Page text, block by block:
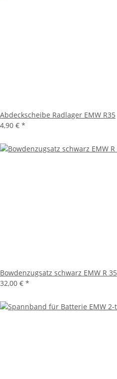
Abdeckscheibe Radlager EMW R35
4,90 € *
Bowdenzugsatz schwarz EMW R 35
32,00 € *